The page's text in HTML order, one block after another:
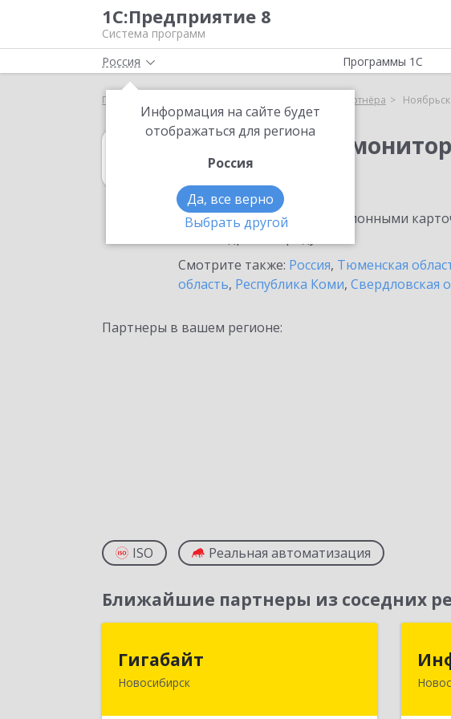
1С:Предприятие 8
Система программ
Россия
Информация на сайте будет
отображаться для региона
Россия
Да, все верно
Выбрать другой
Программы 1С
Главная Выбор партнёра Ноябрьск
1С:Налоговый
в Ноябрьске
Ознакомьтесь с информационными
Смотрите также: Россия, Тюменская
область, Республика Коми, Свердловская
Партнеры в вашем регионе:
ISO Реальная автоматизация
Ближайшие партнеры из соседних
Гигабайт
Новосибирск630099, Новосибирская обл,